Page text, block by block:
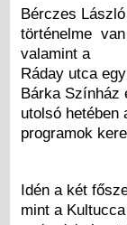
Bérczes
történelme
valamint a
Ráday utca
Bárka Színház
utolsó hetében
programok
Idén a két
mint a